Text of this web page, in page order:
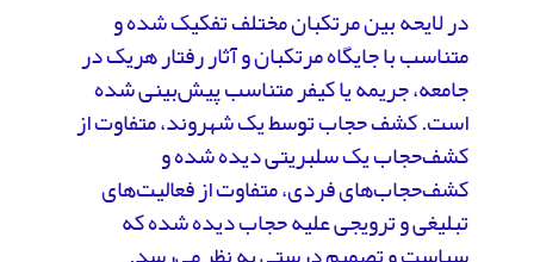
در لایحه بین مرتکبان مختلف تفکیک شده و
متناسب با جایگاه مرتکبان و آثار رفتار هریک در
جامعه، جریمه یا کیفر متناسب پیش‌بینی شده
است. کشف حجاب توسط یک شهروند، متفاوت از
کشف‌حجاب یک سلبریتی دیده شده و
کشف‌حجاب‌های فردی، متفاوت از فعالیت‌های
تبلیغی و ترویجی علیه حجاب دیده شده که